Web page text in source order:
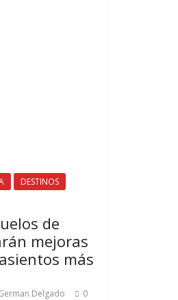
DESTINOS
de
mejoras
más
Delgado 0